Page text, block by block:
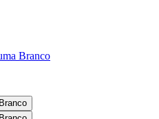
Branco